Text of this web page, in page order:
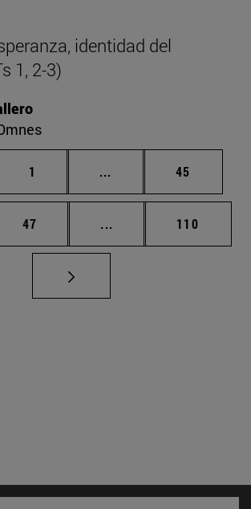
identidad del
1, 2-3)
Página
1 ... Páginas intermedias
Página
45
Página
47 ... Páginas intermedias
Página
110